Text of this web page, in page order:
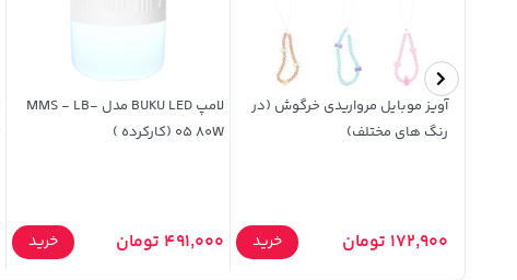
آویز موبایل مرواریدی خرگوش (در
رنگ های مختلف)
172,900 تومان خرید
لامپ BUKU LED مدل MMS - LB-
05 80W (کارکرده )
491,000 تومان خرید